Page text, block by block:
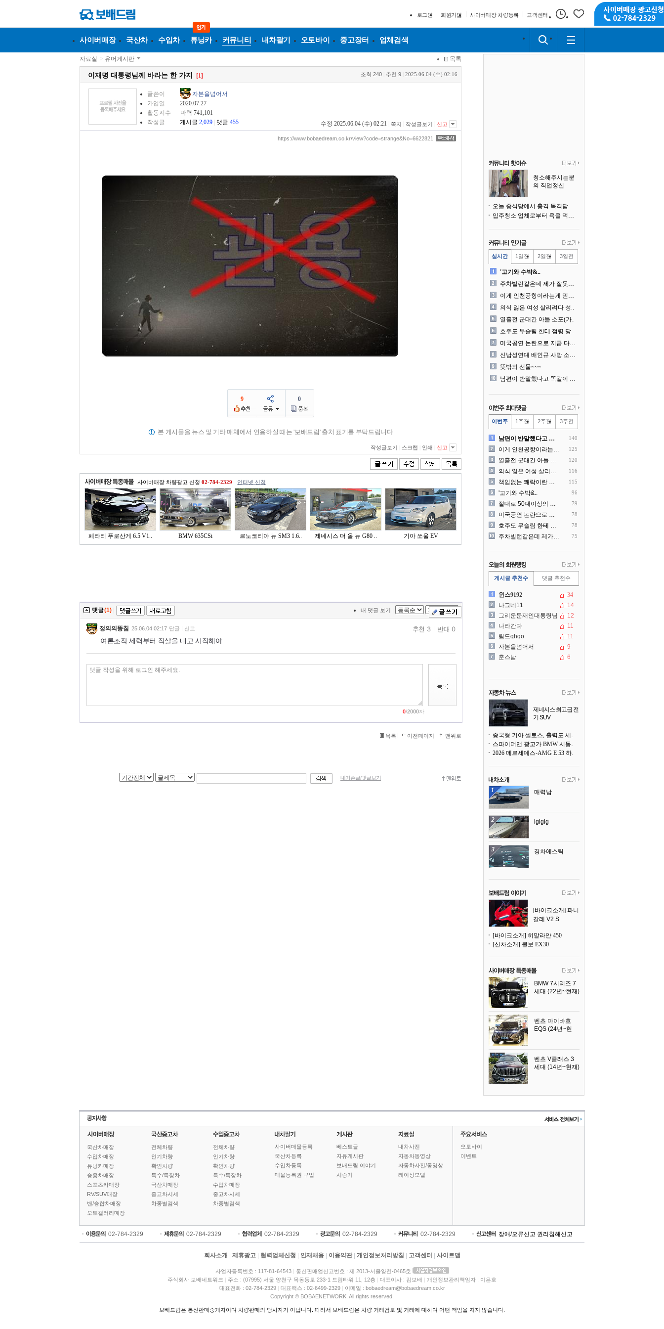
로그인 회원가입 사이버매장 차량등록 고객센터
사이버매장 국산차 수입차 튜닝카 커뮤니티 내차팔기 오토바이 중고장터 업체검색
자료실 > 유머게시판 목록
이재명 대통령님께 바라는 한 가지 [1] 조회 240 추천 9 2025.06.04 (수) 02:16
글쓴이
자본을넘어서
가입일
2020.07.27
활동지수
마력 741,101
작성글
게시글 2,029 댓글 455 수정 2025.06.04 (수) 02:21 쪽지 작성글보기 신고
https://www.bobaedream.co.kr/view?code=strange&No=6622821
9 0
본 게시물을 뉴스 및 기타 매체에서 인용하실 때는 '보배드림' 출처 표기를 부탁드립니다
작성글보기 스크랩 인쇄 신고
사이버매장 차량광고 신청 02-784-2329 인터넷 신청
페라리 푸로산게 6.5 V1.. BMW 635CSi 르노코리아 뉴 SM3 1.6.. 제네시스 더 올 뉴 G80 .. 기아 쏘울 EV
댓글(1) 내 댓글 보기
정의의똥침 25.06.04 02:17 답글 신고
여론조작 세력부터 작살을 내고 시작해야
추천 3 반대 0
0/2000자
목록 이전페이지 맨위로
내가쓴글/댓글보기
청소해주시는분
의 직업정신
오늘 중식당에서 충격 목격담
입주청소 업체로부터 욕을 먹고 있습니다
실시간 1일전 2일전 3일전
'고기와 수박&..
주차빌런같은데 제가 잘못한건..
이게 인천공항이라는게 믿겨지..
의식 잃은 여성 살리려다 성..
열흘전 군대간 아들 소포(가..
호주도 무슬림 한테 점령 당..
미국공연 논란으로 지금 다시..
신남성연대 배인규 사망 소식..
뜻밖의 선물~~~
남편이 반말했다고 똑같이 반..
이번주 1주전 2주전 3주전
남편이 반말했다고 똑같이 반.. 140
이게 인천공항이라는게 믿겨지.. 125
열흘전 군대간 아들 소포(가.. 120
의식 잃은 여성 살리려다 성.. 116
책임없는 쾌락이란 말에 빡친.. 115
'고기와 수박&.. 96
절대로 50대이상의 딜러를 .. 79
미국공연 논란으로 지금 다시.. 78
호주도 무슬림 한테 점령 당.. 78
주차빌런같은데 제가 잘못한건.. 75
게시글 추천수 댓글 추천수
윈스9192
34
나그네11
14
그리운문재인대통령님
12
나라간다
11
림드qhqo
11
자본을넘어서
9
훈스남
6
제네시스 최고급 전
기 SUV
중국형 기아 셀토스, 출력도 세지고 27인치 초대형 디스플레이까지
스파이더맨 광고가 BMW 시동화면을 점령하다, 오너들은 불만
2026 메르세데스-AMG E 53 하이브리드 왜건 시승기
매력남
lglglg
경차에스틱
[바이크소개] 파니
갈레 V2 S
[바이크소개] 히말라얀 450
[신차소개] 볼보 EX30
BMW 7시리즈 7
세대 (22년~현재)
벤츠 마이바흐
EQS (24년~현
벤츠 V클래스 3
세대 (14년~현재)
국산차매장
수입차매장
튜닝카매장
승용차매장
스포츠카매장
RV/SUV매장
밴/승합차매장
오토갤러리매장
전체차량
인기차량
확인차량
특수/특장차
국산차매장
중고차시세
차종별검색
전체차량
인기차량
확인차량
특수/특장차
수입차매장
중고차시세
차종별검색
사이버매물등록
국산차등록
수입차등록
매물등록권 구입
베스트글
자유게시판
보배드림 이야기
시승기
내차사진
자동차동영상
자동차사진/동영상
레이싱모델
오토바이
이벤트
02-784-2329 02-784-2329 02-784-2329 02-784-2329 02-784-2329 장애/오류신고 권리침해신고
회사소개 제휴광고 협력업체신청 인재채용 이용약관 개인정보처리방침 고객센터 사이트맵
사업자등록번호 : 117-81-64543
통신판매업신고번호 : 제 2013-서울양천-0465호
주식회사 보배네트워크
주소 : (07995) 서울 양천구 목동동로 233-1 드림타워 11, 12층 대표이사 : 김보배
개인정보관리책임자 : 이은호
대표전화 : 02-784-2329
대표팩스 : 02-6499-2329
이메일 : bobaedream@bobaedream.co.kr
Copyright © BOBAENETWORK. All rights reserved.
보배드림은 통신판매중개자이며 차량판매의 당사자가 아닙니다. 따라서 보배드림은 차량 거래검토 및 거래에 대하여 어떤 책임을 지지 않습니다.